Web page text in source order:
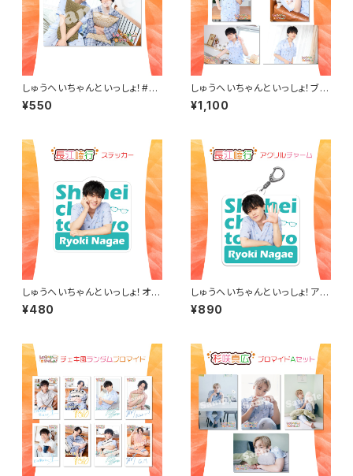
しゅうへいちゃんといっしょ！#3
2ショット2L判ブロマイド（大見
拓土＆長江崚行）
¥550
しゅうへいちゃんといっしょ！ブロ
マイドB（長江崚行）
¥1,100
しゅうへいちゃんといっしょ！オリ
ジナルステッカー（長江崚行）
¥480
しゅうへいちゃんといっしょ！アク
リルチャーム（長江崚行）
¥890